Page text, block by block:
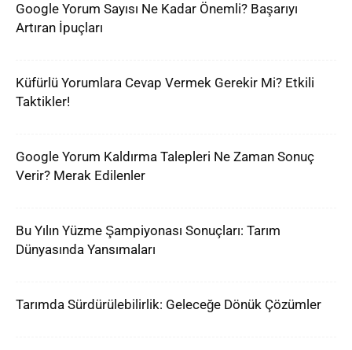
Google Yorum Sayısı Ne Kadar Önemli? Başarıyı
Artıran İpuçları
Küfürlü Yorumlara Cevap Vermek Gerekir Mi? Etkili
Taktikler!
Google Yorum Kaldırma Talepleri Ne Zaman Sonuç
Verir? Merak Edilenler
Bu Yılın Yüzme Şampiyonası Sonuçları: Tarım
Dünyasında Yansımaları
Tarımda Sürdürülebilirlik: Geleceğe Dönük Çözümler